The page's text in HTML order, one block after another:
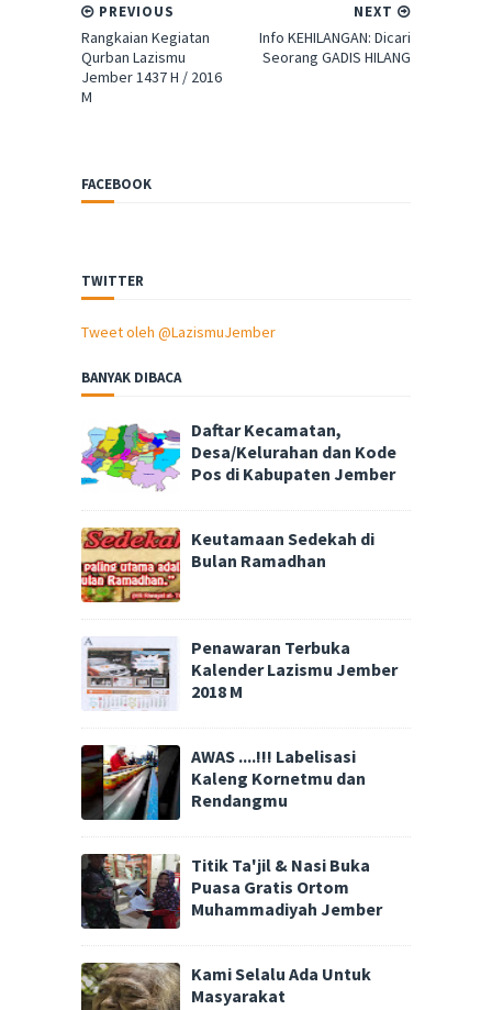
NEXT
Info KEHILANGAN: Dicari
Seorang GADIS HILANG
PREVIOUS
Rangkaian Kegiatan
Qurban Lazismu
Jember 1437 H / 2016
M
FACEBOOK
TWITTER
Tweet oleh @LazismuJember
BANYAK DIBACA
Daftar Kecamatan,
Desa/Kelurahan dan Kode
Pos di Kabupaten Jember
Keutamaan Sedekah di
Bulan Ramadhan
Penawaran Terbuka
Kalender Lazismu Jember
2018 M
AWAS ....!!! Labelisasi
Kaleng Kornetmu dan
Rendangmu
Titik Ta'jil & Nasi Buka
Puasa Gratis Ortom
Muhammadiyah Jember
Kami Selalu Ada Untuk
Masyarakat